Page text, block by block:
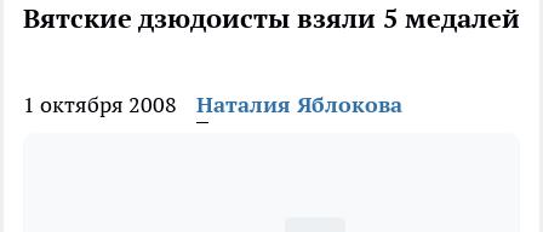
Вятские дзюдоисты взяли 5 медалей
1 октября 2008 Наталия Яблокова